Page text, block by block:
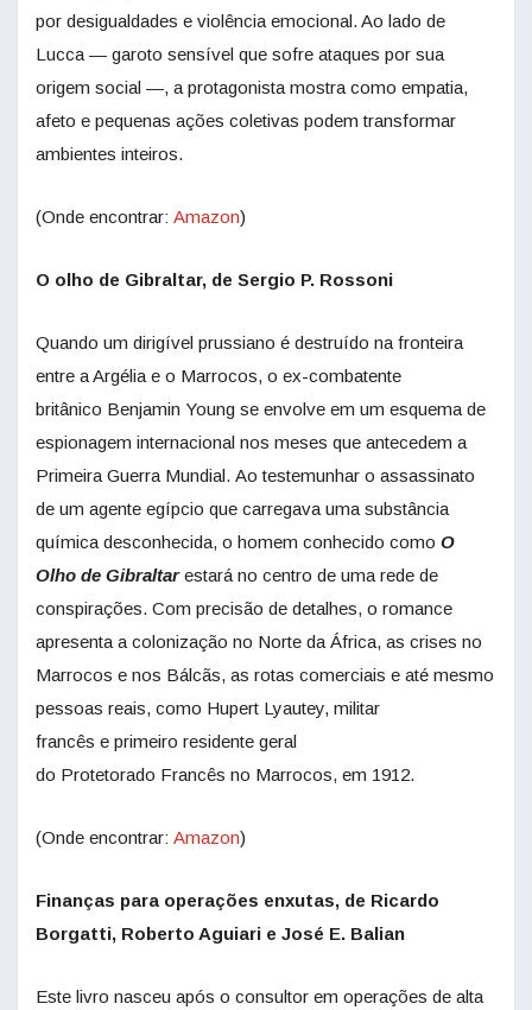
por desigualdades e violência emocional. Ao lado de
Lucca — garoto sensível que sofre ataques por sua
origem social —, a protagonista mostra como empatia,
afeto e pequenas ações coletivas podem transformar
ambientes inteiros.
(Onde encontrar: Amazon)
O olho de Gibraltar, de Sergio P. Rossoni
Quando um dirigível prussiano é destruído na fronteira
entre a Argélia e o Marrocos, o ex-combatente
britânico Benjamin Young se envolve em um esquema de
espionagem internacional nos meses que antecedem a
Primeira Guerra Mundial. Ao testemunhar o assassinato
de um agente egípcio que carregava uma substância
química desconhecida, o homem conhecido como O
Olho de Gibraltarestará no centro de uma rede de
conspirações. Com precisão de detalhes, o romance
apresenta a colonização no Norte da África, as crises no
Marrocos e nos Bálcãs, as rotas comerciais e até mesmo
pessoas reais, como Hupert Lyautey, militar
francês e primeiro residente geral
do Protetorado Francês no Marrocos, em 1912.
(Onde encontrar: Amazon)
Finanças para operações enxutas, de Ricardo
Borgatti, Roberto Aguiari e José E. Balian
Este livro nasceu após o consultor em operações de alta